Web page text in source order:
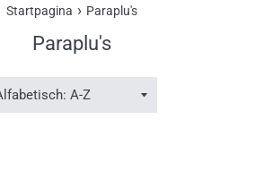
Startpagina › Paraplu's
Paraplu's